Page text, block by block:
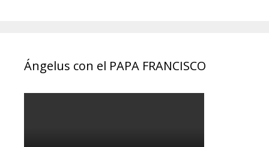
Ángelus con el PAPA FRANCISCO